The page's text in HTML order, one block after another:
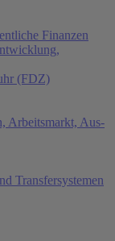
Finanzen
(FDZ)
Arbeitsmarkt, Aus-
Transfersystemen